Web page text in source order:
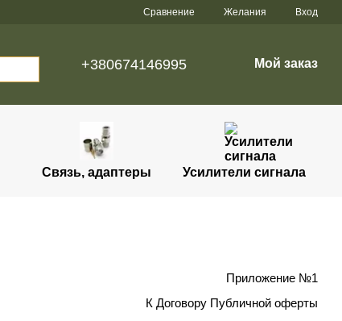
Сравнение Желания Вход
+380674146995 Мой заказ
Связь, адаптеры Усилители сигнала
Приложение №1
К Договору Публичной оферты